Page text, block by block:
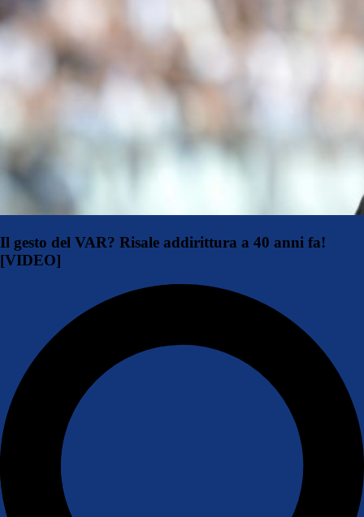
Il gesto del VAR? Risale addirittura a 40 anni fa!
[VIDEO]